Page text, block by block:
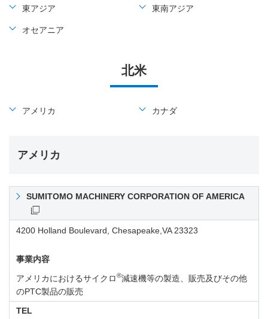
東アジア 東南アジア
オセアニア
北米
アメリカ カナダ
アメリカ
SUMITOMO MACHINERY CORPORATION OF AMERICA
4200 Holland Boulevard, Chesapeake,VA 23323
事業内容
アメリカにおけるサイクロ®減速機等の製造、販売及びその他
のPTC製品の販売
TEL